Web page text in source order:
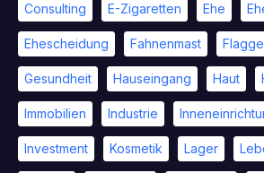
Consulting E-Zigaretten Ehe
Ehescheidung Fahnenmast Flagge
Gesundheit Hauseingang Haut
Immobilien Industrie
Investment Kosmetik Lager